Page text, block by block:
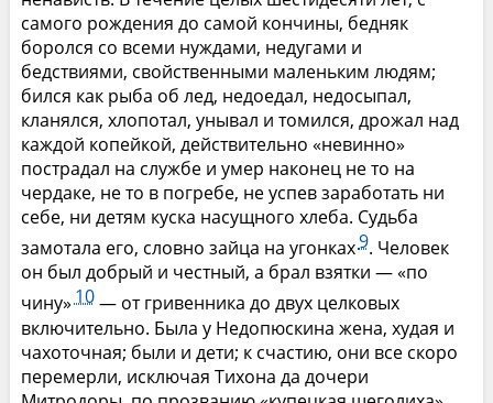
самого рождения до самой кончины, бедняк
боролся со всеми нуждами, недугами и
бедствиями, свойственными маленьким людям;
бился как рыба об лед, недоедал, недосыпал,
кланялся, хлопотал, унывал и томился, дрожал над
каждой копейкой, действительно «невинно»
пострадал на службе и умер наконец не то на
чердаке, не то в погребе, не успев заработать ни
себе, ни детям куска насущного хлеба. Судьба
замотала его, словно зайца на угонках9. Человек
он был добрый и честный, а брал взятки — «по
чину» 10— от гривенника до двух целковых
включительно. Была у Недопюскина жена, худая и
чахоточная; были и дети; к счастию, они все скоро
перемерли, исключая Тихона да дочери